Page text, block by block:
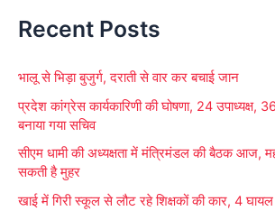
a
c
h
f
o
Recent Posts
भालू से भिड़ा बुजुर्ग, दराती से वार कर बचाई जान
प्रदेश कांग्रेस कार्यकारिणी की घोषणा, 24 उपाध्यक्ष,
बनाया गया सचिव
सीएम धामी की अध्यक्षता में मंत्रिमंडल की बैठक आज,
सकती है मुहर
खाई में गिरी स्कूल से लौट रहे शिक्षकों की कार, 4 घायल